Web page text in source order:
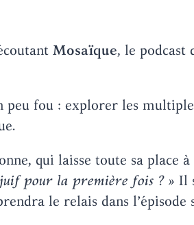
Mosaïque, le
fou : explorer les
qui laisse toute sa place
pour la première fois ? » Il
le relais dans l’épisode